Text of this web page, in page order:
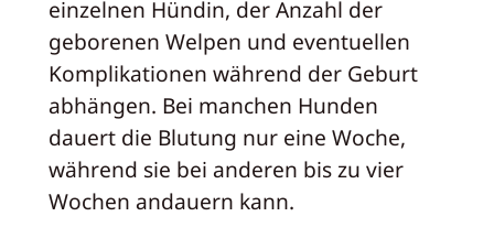
einzelnen Hündin, der Anzahl der
geborenen Welpen und eventuellen
Komplikationen während der Geburt
abhängen. Bei manchen Hunden
dauert die Blutung nur eine Woche,
während sie bei anderen bis zu vier
Wochen andauern kann.